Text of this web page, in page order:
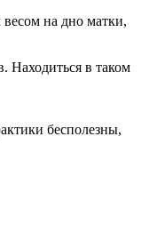
на дно матки,
Находиться в таком
бесполезны,